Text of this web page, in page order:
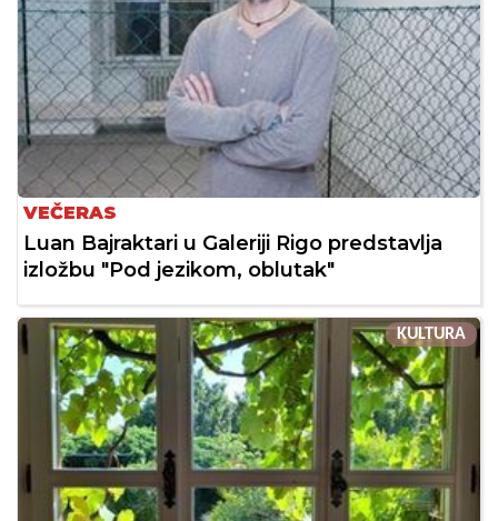
VEČERAS
Luan Bajraktari u Galeriji Rigo predstavlja
izložbu "Pod jezikom, oblutak"
KULTURA